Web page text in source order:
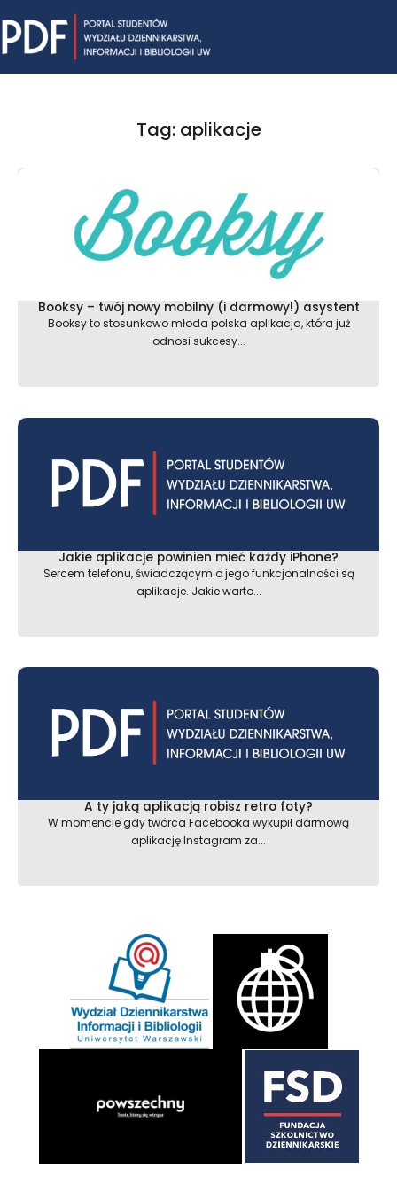
to
content
Tag: aplikacje
Booksy – twój nowy mobilny (i darmowy!) asystent
Booksy to stosunkowo młoda polska aplikacja, która już
odnosi sukcesy...
Jakie aplikacje powinien mieć każdy iPhone?
Sercem telefonu, świadczącym o jego funkcjonalności są
aplikacje. Jakie warto...
A ty jaką aplikacją robisz retro foty?
W momencie gdy twórca Facebooka wykupił darmową
aplikację Instagram za...